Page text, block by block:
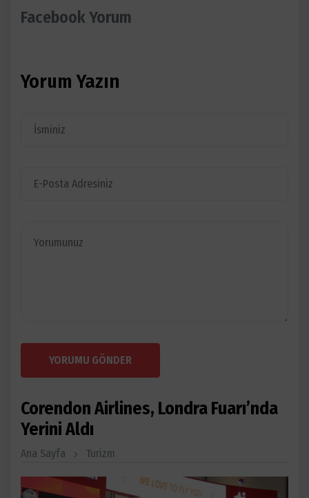
Facebook Yorum
Yorum Yazın
YORUMU GÖNDER
Corendon Airlines, Londra Fuarı’nda
Yerini Aldı
Ana Sayfa Turizm